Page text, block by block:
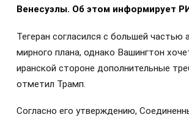
Венесуэлы. Об этом информирует
Тегеран согласился с большей частью
мирного плана, однако Вашингтон
иранской стороне дополнительные
отметил Трамп.
Согласно его утверждению,